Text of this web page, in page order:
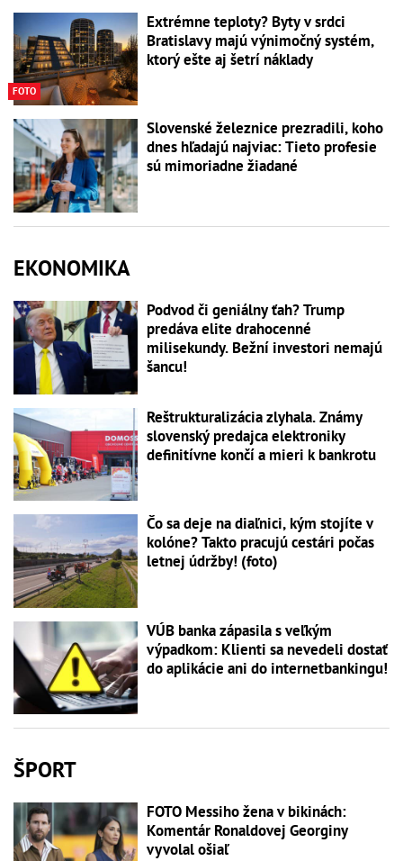
FOTO
Extrémne teploty? Byty v srdci
Bratislavy majú výnimočný systém,
ktorý ešte aj šetrí náklady
Slovenské železnice prezradili, koho
dnes hľadajú najviac: Tieto profesie
sú mimoriadne žiadané
EKONOMIKA
Podvod či geniálny ťah? Trump
predáva elite drahocenné
milisekundy. Bežní investori nemajú
šancu!
Reštrukturalizácia zlyhala. Známy
slovenský predajca elektroniky
definitívne končí a mieri k bankrotu
Čo sa deje na diaľnici, kým stojíte v
kolóne? Takto pracujú cestári počas
letnej údržby! (foto)
VÚB banka zápasila s veľkým
výpadkom: Klienti sa nevedeli dostať
do aplikácie ani do internetbankingu!
ŠPORT
FOTO Messiho žena v bikinách:
Komentár Ronaldovej Georginy
vyvolal ošiaľ